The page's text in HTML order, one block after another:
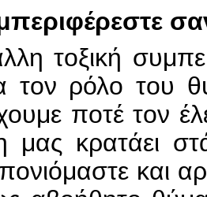
τοξική
τον ρόλο του
ποτέ τον
μας κρατάει
και